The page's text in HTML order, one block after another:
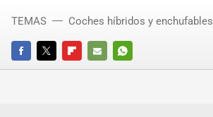
FACEBOOKTWITTERFLIPBOARD
E-
WHATSAPP
TEMAS Coches híbridos y enchufables